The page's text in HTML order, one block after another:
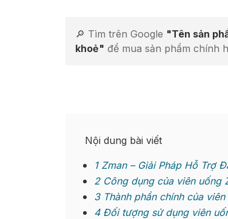
🔎 Tìm trên Google "Tên sản
khoẻ" để mua sản phẩm chính
Nội dung bài viết
1Zman – Giải Pháp Hỗ Trợ
2Công dụng của viên uống
3Thành phần chính của viên
4Đối tượng sử dụng viên